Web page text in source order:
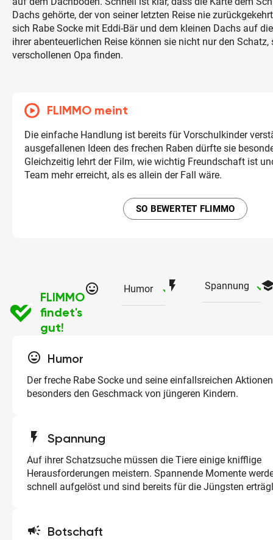
Dachs gehörte, der von seiner letzten Reise nie
sich Rabe Socke mit Eddi-Bär und dem kleinen Dachs auf
ihrer abenteuerlichen Reise können sie nicht nur den Schatz,
verschollenen Opa finden.
FLIMMO meint
Die einfache Handlung ist bereits für Vorschulkinder
ausgefallenen Ideen des frechen Raben dürfte sie
Gleichzeitig lehrt der Film, wie wichtig Freundschaft ist
Team mehr erreicht, als es allein der Fall wäre.
SO BEWERTET FLIMMO
FLIMMO
findet's
gut!
tag_faces Humor checked
flash_on Spannung
tag_faces Humor
Der freche Rabe Socke und seine einfallsreichen
besonders den Geschmack von jüngeren Kindern.
flash_on Spannung
Auf ihrer Schatzsuche müssen die Tiere einige knifflige
Herausforderungen meistern. Spannende Momente
schnell aufgelöst und sind bereits für die Jüngsten
campaign Botschaft